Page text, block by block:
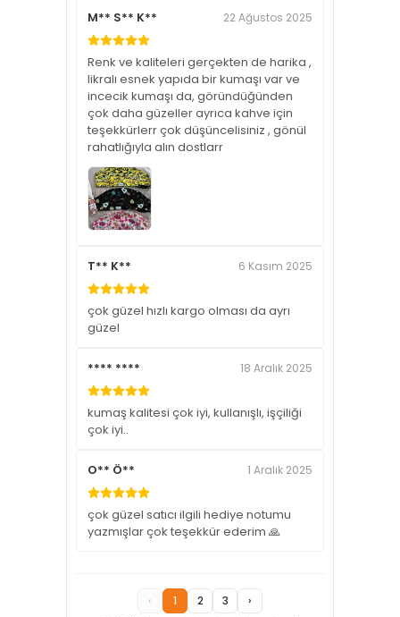
M** S** K** 22 Ağustos 2025
Renk ve kaliteleri gerçekten de harika ,
likralı esnek yapıda bir kumaşı var ve
incecik kumaşı da, göründüğünden
çok daha güzeller ayrıca kahve için
teşekkürlerr çok düşüncelisiniz , gönül
rahatlığıyla alın dostlarr
T** K** 6 Kasım 2025
çok güzel hızlı kargo olması da ayrı
güzel
**** **** 18 Aralık 2025
kumaş kalitesi çok iyi, kullanışlı, işçiliği
çok iyi..
O** Ö** 1 Aralık 2025
çok güzel satıcı ilgili hediye notumu
yazmışlar çok teşekkür ederim 🙏
‹ 1 2 3 ›